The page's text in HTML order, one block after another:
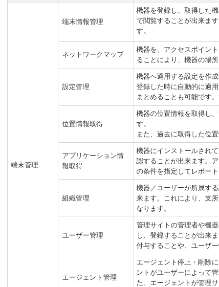
端末管理
端末情報管理
機器を登録し、取得した
で閲覧することが出来ま
す。
ネットワークマップ
機器を、アクセスポイン
ることにより、機器の場
設定管理
機器へ適用する設定を作
登録した時に自動的に適
まとめることも可能です。
位置情報取得
機器の位置情報を取得し
す。
また、過去に取得した位
アプリケーション情
報取得
機器にインストールされ
認することが出来ます。
の条件を指定してレポー
組織管理
機器／ユーザーが所属す
来ます。これにより、支
なります。
ユーザー管理
管理サイトの管理者や機
し、登録することが出来
付与することや、ユーザ
エージェント管理
エージェント停止・削除
ントがユーザーによって
た、エージェントが管理